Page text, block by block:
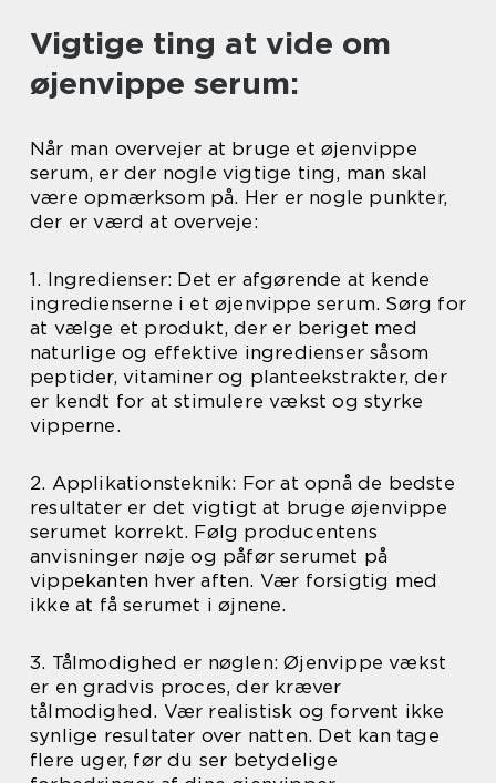
Vigtige ting at vide om
øjenvippe serum:
Når man overvejer at bruge et øjenvippe
serum, er der nogle vigtige ting, man skal
være opmærksom på. Her er nogle punkter,
der er værd at overveje:
1. Ingredienser: Det er afgørende at kende
ingredienserne i et øjenvippe serum. Sørg for
at vælge et produkt, der er beriget med
naturlige og effektive ingredienser såsom
peptider, vitaminer og planteekstrakter, der
er kendt for at stimulere vækst og styrke
vipperne.
2. Applikationsteknik: For at opnå de bedste
resultater er det vigtigt at bruge øjenvippe
serumet korrekt. Følg producentens
anvisninger nøje og påfør serumet på
vippekanten hver aften. Vær forsigtig med
ikke at få serumet i øjnene.
3. Tålmodighed er nøglen: Øjenvippe vækst
er en gradvis proces, der kræver
tålmodighed. Vær realistisk og forvent ikke
synlige resultater over natten. Det kan tage
flere uger, før du ser betydelige